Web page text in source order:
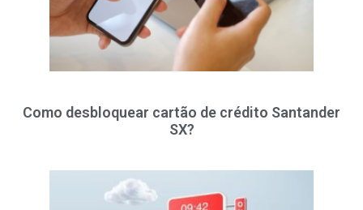
Como desbloquear cartão de crédito Santander
SX?